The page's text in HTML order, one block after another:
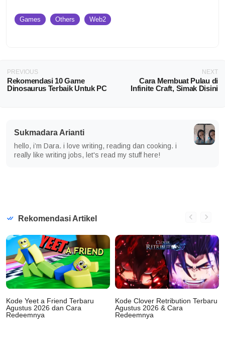
Games Others Web2
PREVIOUS
Rekomendasi 10 Game
Dinosaurus Terbaik Untuk PC
NEXT
Cara Membuat Pulau di
Infinite Craft, Simak Disini
Sukmadara Arianti
hello, i’m Dara. i love writing, reading dan cooking. i
really like writing jobs, let's read my stuff here!
Rekomendasi Artikel
Kode Yeet a Friend Terbaru
Agustus 2026 dan Cara
Redeemnya
Kode Clover Retribution Terbaru
Agustus 2026 & Cara
Redeemnya